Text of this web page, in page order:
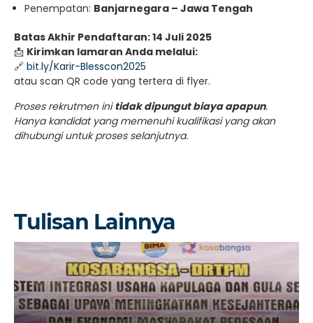
Penempatan: Banjarnegara – Jawa Tengah
Batas Akhir Pendaftaran: 14 Juli 2025
📩 Kirimkan lamaran Anda melalui:
🔗 bit.ly/Karir-Blesscon2025
atau scan QR code yang tertera di flyer.
Proses rekrutmen initidak dipungut biaya apapun.
Hanya kandidat yang memenuhi kualifikasi yang akan
dihubungi untuk proses selanjutnya.
Tulisan Lainnya